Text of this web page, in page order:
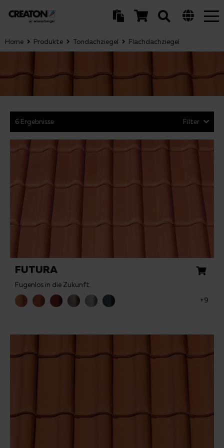
Home Produkte Tondachziegel Flachdachziegel
6 Ergebnisse Filter
FUTURA
Fugenlos in die Zukunft.
+9